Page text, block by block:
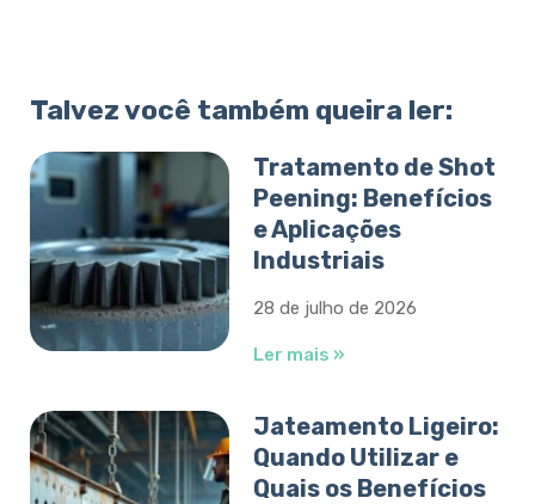
Talvez você também queira ler:
Tratamento de Shot
Peening: Benefícios
e Aplicações
Industriais
28 de julho de 2026
Ler mais »
Jateamento Ligeiro:
Quando Utilizar e
Quais os Benefícios